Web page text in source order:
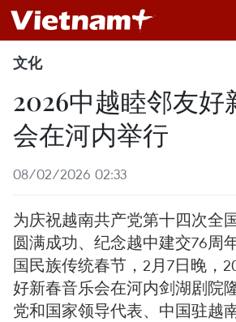
文化
2026中越睦邻友好
会在河内举行
08/02/2026 02:33
为庆祝越南共产党第十四次全
圆满成功、纪念越中建交76周
国民族传统春节，2月7日晚，
好新春音乐会在河内剑湖剧院
党和国家领导代表、中国驻越